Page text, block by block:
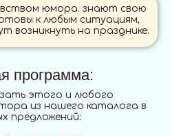
юмора. знают свою
к любым ситуациям,
возникнуть на празднике.
программа:
этого и любого
из нашего каталога в
предложений: